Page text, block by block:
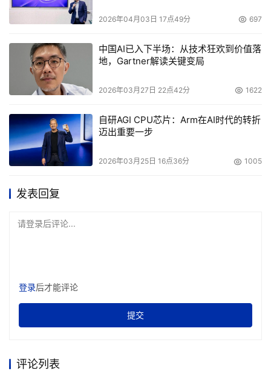
2026年04月03日 17点49分 697
中国AI已入下半场：从技术狂欢到价值落
地，Gartner解读关键变局
2026年03月27日 22点42分 1622
自研AGI CPU芯片：Arm在AI时代的转折
迈出重要一步
2026年03月25日 16点36分 1005
发表回复
请登录后评论...
登录后才能评论
提交
评论列表